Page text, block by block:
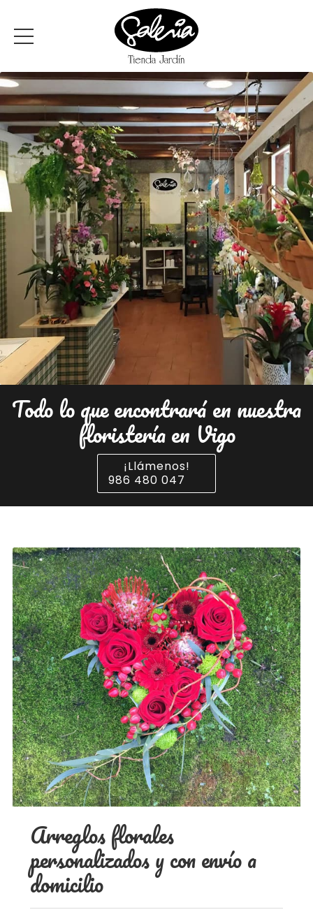
Todo lo que encontrará en nuestra
floristería en Vigo
¡Llámenos!
986 480 047
Arreglos florales
personalizados y con envío a
domicilio